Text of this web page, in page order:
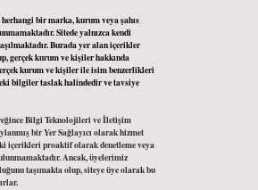
bir marka, kurum veya şahıs
Sitede yalnızca kendi
Burada yer alan içerikler
gerçek kurum ve kişiler hakkında
kurum ve kişiler ile isim benzerlikleri
bilgiler taslak halindedir ve tavsiye
Bilgi Teknolojileri ve İletişim
bir Yer Sağlayıcı olarak hizmet
içerikleri proaktif olarak denetleme veya
Ancak, üyelerimiz
taşımakta olup, siteye üye olarak bu